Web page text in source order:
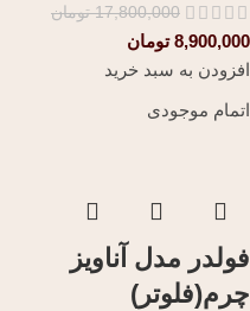
17,800,000 تومان
8,900,000 تومان
افزودن به سبد خرید
اتمام موجودی
فولدر مدل آناویز
چرم(فلوتر)